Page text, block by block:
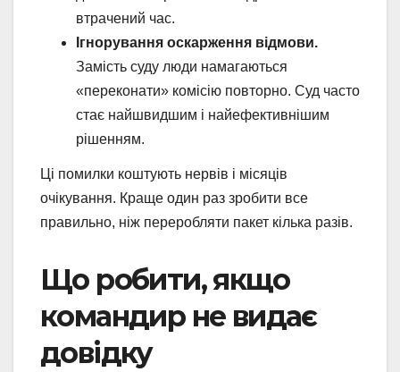
втрачений час.
Ігнорування оскарження відмови.
Замість суду люди намагаються
«переконати» комісію повторно. Суд часто
стає найшвидшим і найефективнішим
рішенням.
Ці помилки коштують нервів і місяців
очікування. Краще один раз зробити все
правильно, ніж переробляти пакет кілька разів.
Що робити, якщо
командир не видає
довідку